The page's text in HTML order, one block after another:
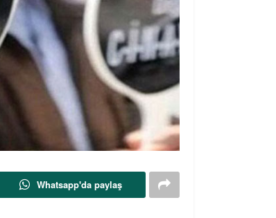
Whatsapp'da paylaş